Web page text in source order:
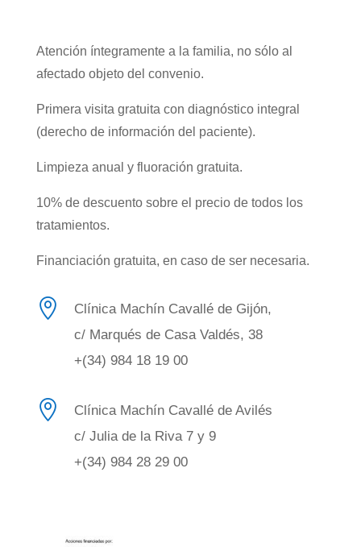
Atención íntegramente a la familia, no sólo al
afectado objeto del convenio.
Primera visita gratuita con diagnóstico integral
(derecho de información del paciente).
Limpieza anual y fluoración gratuita.
10% de descuento sobre el precio de todos los
tratamientos.
Financiación gratuita, en caso de ser necesaria.

Clínica Machín Cavallé de Gijón,
c/ Marqués de Casa Valdés, 38
+(34) 984 18 19 00

Clínica Machín Cavallé de Avilés
c/ Julia de la Riva 7 y 9
+(34) 984 28 29 00